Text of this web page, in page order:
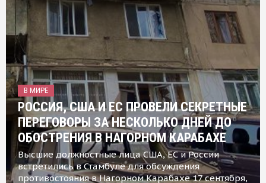
В МИРЕ
РОССИЯ, США И ЕС ПРОВЕЛИ СЕКРЕТНЫЕ
ПЕРЕГОВОРЫ ЗА НЕСКОЛЬКО ДНЕЙ ДО
ОБОСТРЕНИЯ В НАГОРНОМ КАРАБАХЕ
Высшие должностные лица США, ЕС и России
встретились в Стамбуле для обсуждения
противостояния в Нагорном Карабахе 17 сентября,